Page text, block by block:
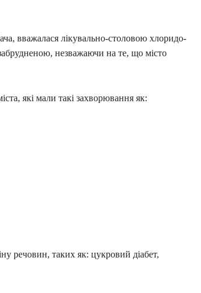
вважалася лікувально-столовою хлоридо-
незважаючи на те, що місто
які мали такі захворювання як:
речовин, таких як: цукровий діабет,